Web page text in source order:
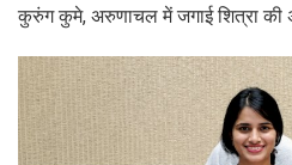
Mission
&
Vision
Hall
कुरुंग कुमे, अरुणाचल में जगाई शित्रा